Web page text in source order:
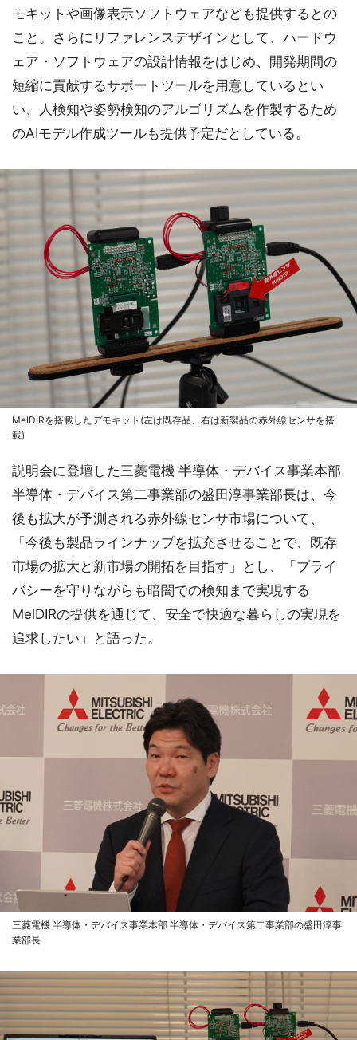
モキットや画像表示ソフトウェアなども提供するとの
こと。さらにリファレンスデザインとして、ハードウ
ェア・ソフトウェアの設計情報をはじめ、開発期間の
短縮に貢献するサポートツールを用意しているとい
い、人検知や姿勢検知のアルゴリズムを作製するため
のAIモデル作成ツールも提供予定だとしている。
MelDIRを搭載したデモキット(左は既存品、右は新製品の赤外線センサを搭
載)
説明会に登壇した三菱電機 半導体・デバイス事業本部
半導体・デバイス第二事業部の盛田淳事業部長は、今
後も拡大が予測される赤外線センサ市場について、
「今後も製品ラインナップを拡充させることで、既存
市場の拡大と新市場の開拓を目指す」とし、「プライ
バシーを守りながらも暗闇での検知まで実現する
MelDIRの提供を通じて、安全で快適な暮らしの実現を
追求したい」と語った。
三菱電機 半導体・デバイス事業本部 半導体・デバイス第二事業部の盛田淳事
業部長